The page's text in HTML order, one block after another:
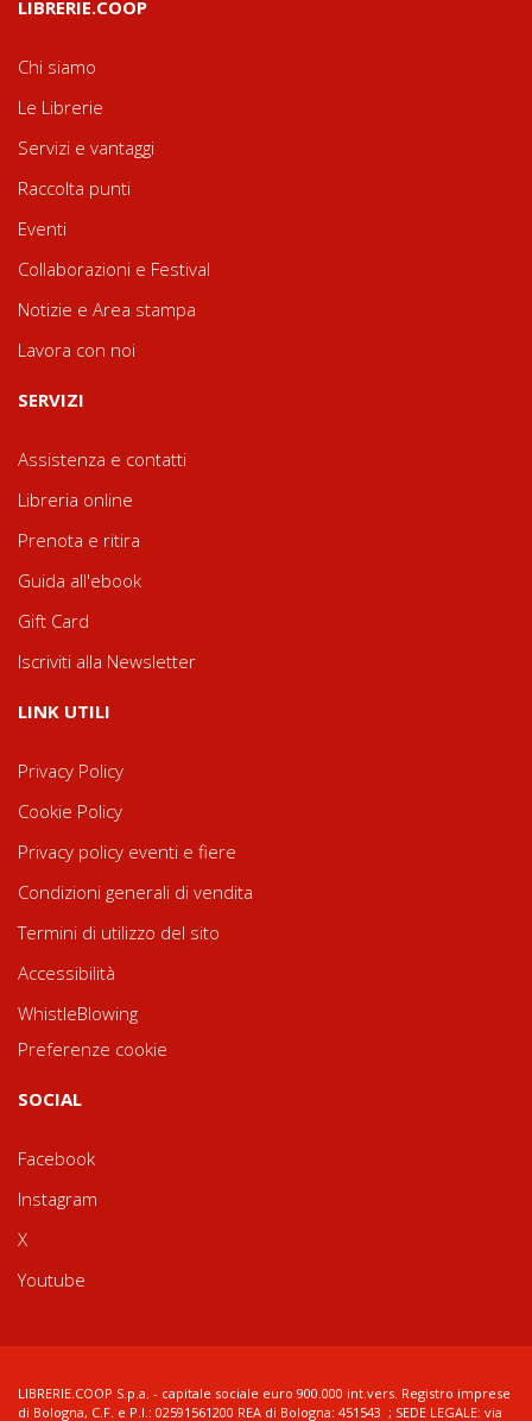
LIBRERIE.COOP
Chi siamo
Le Librerie
Servizi e vantaggi
Raccolta punti
Eventi
Collaborazioni e Festival
Notizie e Area stampa
Lavora con noi
SERVIZI
Assistenza e contatti
Libreria online
Prenota e ritira
Guida all'ebook
Gift Card
Iscriviti alla Newsletter
LINK UTILI
Privacy Policy
Cookie Policy
Privacy policy eventi e fiere
Condizioni generali di vendita
Termini di utilizzo del sito
Accessibilità
WhistleBlowing
Preferenze cookie
SOCIAL
Facebook
Instagram
X
Youtube
LIBRERIE.COOP S.p.a. - capitale sociale euro 900.000 int.vers. Registro imprese
di Bologna, C.F. e P.I.: 02591561200 REA di Bologna: 451543 ; SEDE LEGALE: via